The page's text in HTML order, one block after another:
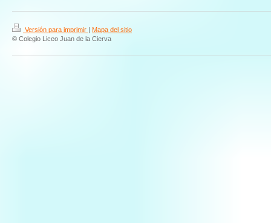
Versión para imprimir | Mapa del sitio
© Colegio Liceo Juan de la Cierva